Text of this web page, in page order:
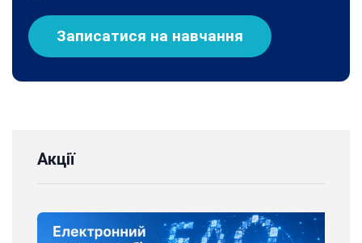
Записатися на навчання
Акції